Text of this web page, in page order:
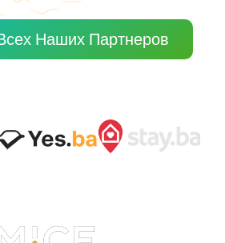
Наших Партнеров